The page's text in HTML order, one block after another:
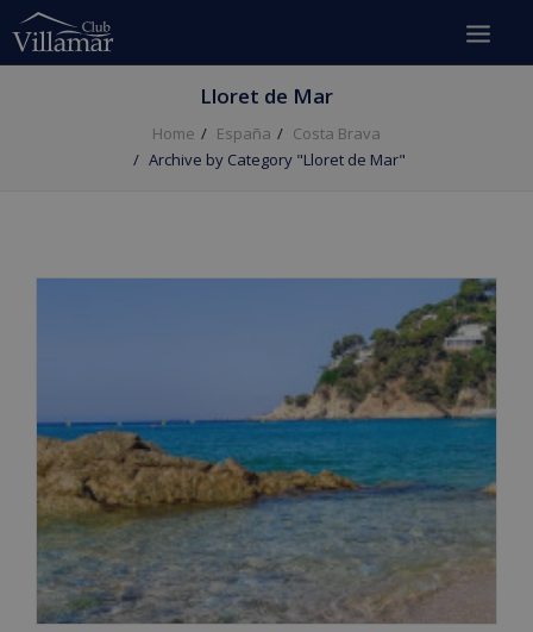
Lloret de Mar
Home España
Costa Brava
Archive by Category "Lloret de Mar"